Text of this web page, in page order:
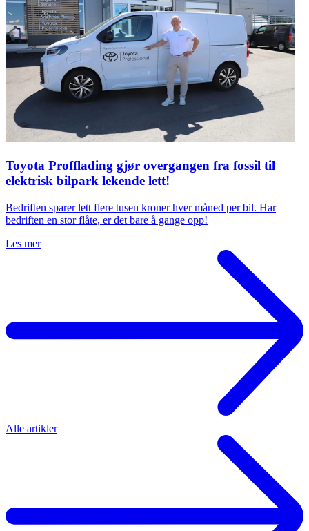
Toyota Profflading gjør overgangen fra fossil til
elektrisk bilpark lekende lett!
Bedriften sparer lett flere tusen kroner hver måned per bil. Har
bedriften en stor flåte, er det bare å gange opp!
Les mer
Alle artikler